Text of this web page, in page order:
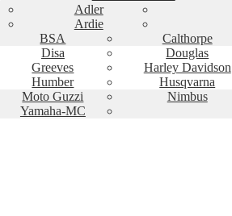
Adler
Ardie
BSA
Calthorpe
Disa
Douglas
Greeves
Harley Davidson
Humber
Husqvarna
Moto Guzzi
Nimbus
Yamaha-MC